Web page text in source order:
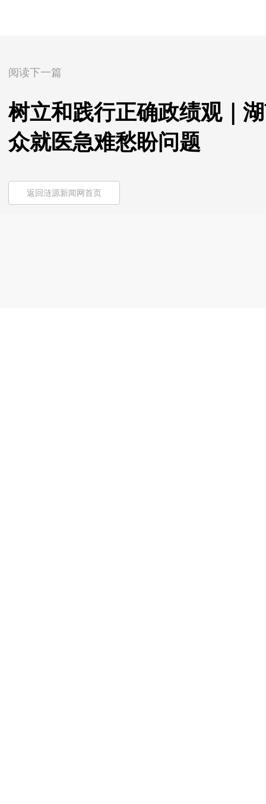
阅读下一篇
树立和践行正确政绩观｜
众就医急难愁盼问题
返回涟源新闻网首页